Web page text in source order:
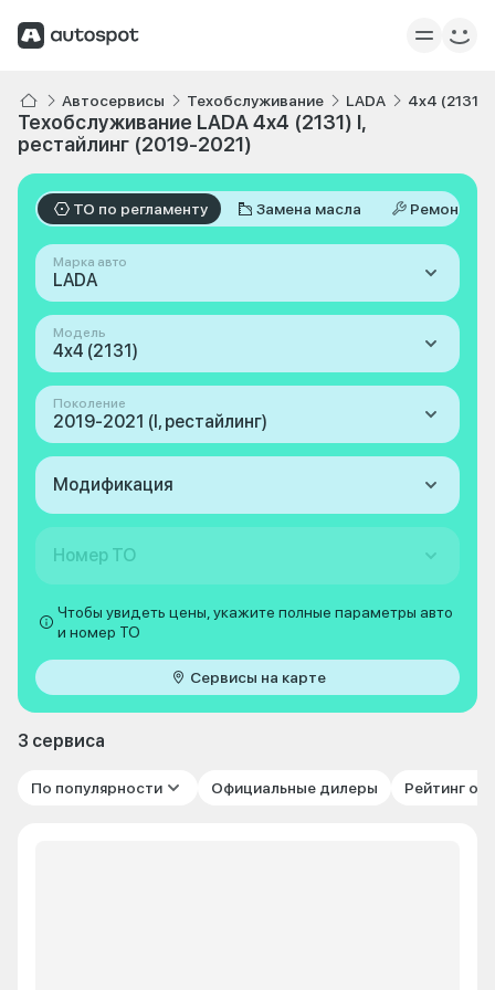
Автосервисы Техобслуживание LADA 4x4 (2131)
Техобслуживание LADA 4x4 (2131) I,
рестайлинг (2019-2021)
ТО по регламенту Замена масла Ремонт
Марка авто
LADA
Модель
4x4 (2131)
Поколение
2019-2021 (I, рестайлинг)
Модификация
Номер ТО
Чтобы увидеть цены, укажите полные параметры авто
и номер ТО
Сервисы на карте
3 сервиса
По популярности Официальные дилеры Рейтинг